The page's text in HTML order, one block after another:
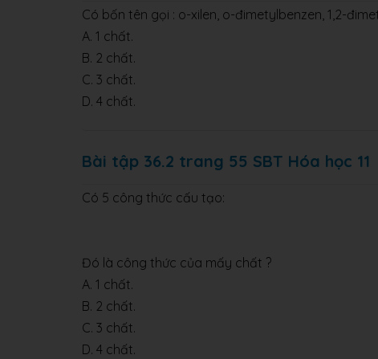
Có bốn tên gọi : o-xilen, o-đimetylbenzen, 1,2-
A. 1 chất.
B. 2 chất.
C. 3 chất.
D. 4 chất.
Bài tập 36.2 trang 55 SBT Hóa học 11
Có 5 công thức cấu tạo:
Đó là công thức của mấy chất ?
A. 1 chất.
B. 2 chất.
C. 3 chất.
D. 4 chất.